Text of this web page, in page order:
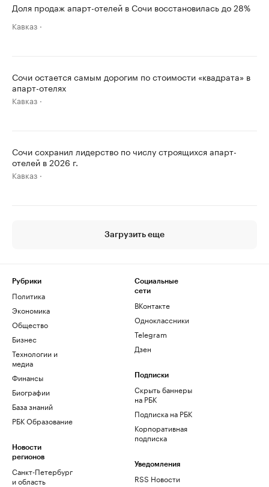
Доля продаж апарт-отелей в Сочи восстановилась до 28%
Кавказ
Сочи остается самым дорогим по стоимости «квадрата» в
апарт-отелях
Кавказ
Сочи сохранил лидерство по числу строящихся апарт-
отелей в 2026 г.
Кавказ
Загрузить еще
Рубрики
Политика
Экономика
Общество
Бизнес
Технологии и
медиа
Финансы
Биографии
База знаний
РБК Образование
Новости
регионов
Санкт-Петербург
и область
Социальные
сети
ВКонтакте
Одноклассники
Telegram
Дзен
Подписки
Скрыть баннеры
на РБК
Подписка на РБК
Корпоративная
подписка
Уведомления
RSS Новости